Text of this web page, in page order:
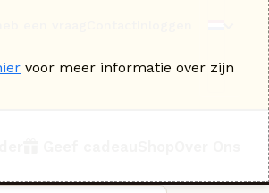
voor meer informatie over zijn